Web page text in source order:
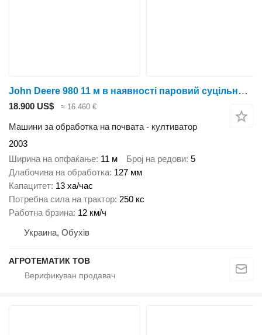
John Deere 980 11 м в наявності паровий суцільного обробітку передпосівний
18.900 US$ ≈ 16.460 €
Машини за обработка на почвата - култиватор
2003
Ширина на опфаќање 11 м Број на редови 5
Длабочина на обработка 127 мм
Капацитет 13 ха/час
Потребна сила на трактор 250 кс
Работна брзина 12 км/ч
Украина, Обухів
АГРОТЕМАТИК ТОВ